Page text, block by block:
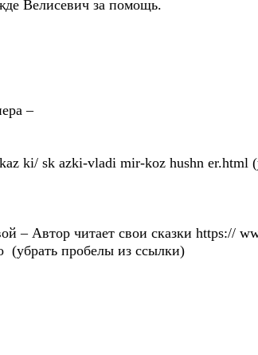
Велисевич за помощь.
–
ki/ sk azki-vladi mir-koz hushn er.html
– Автор читает свои сказки https://
(убрать пробелы из ссылки)